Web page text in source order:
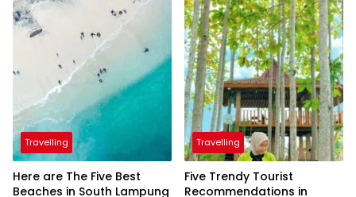
Travelling
Here are The Five Best
Beaches in South Lampung
Travelling
Five Trendy Tourist
Recommendations in